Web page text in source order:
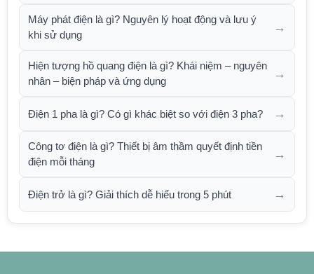
Máy phát điện là gì? Nguyên lý hoạt động và lưu ý
khi sử dụng
→
Hiện tượng hồ quang điện là gì? Khái niệm – nguyên
nhân – biện pháp và ứng dụng
→
Điện 1 pha là gì? Có gì khác biệt so với điện 3 pha? →
Công tơ điện là gì? Thiết bị âm thầm quyết định tiền
điện mỗi tháng
→
Điện trở là gì? Giải thích dễ hiểu trong 5 phút →